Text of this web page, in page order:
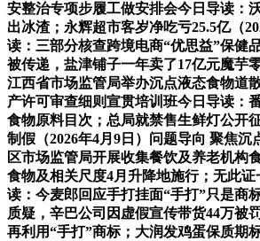
安整治专项步履工做安排会今日导读：
出冰渣；永辉超市客岁净吃亏25.5亿（
读：三部分核查跨境电商“优思益”保健
被传递，盐津铺子一年卖了17亿元魔芋
江西省市场监管局举办沉点液态食物道
产许可审查细则宣贯培训班今日导读：
食物原料目次；总局就禁售生鲜灯公开
制假（2026年4月9日）问题导向 聚焦
区市场监管局开展收集餐饮及养老机构
食物及相关尺度4月升降地施行；无此
读：今麦郎回应手打挂面“手打”只是商
质疑，辛巴公司因虚假宣传带货44万被
再利用“手打”商标；大润发鸡蛋保质期